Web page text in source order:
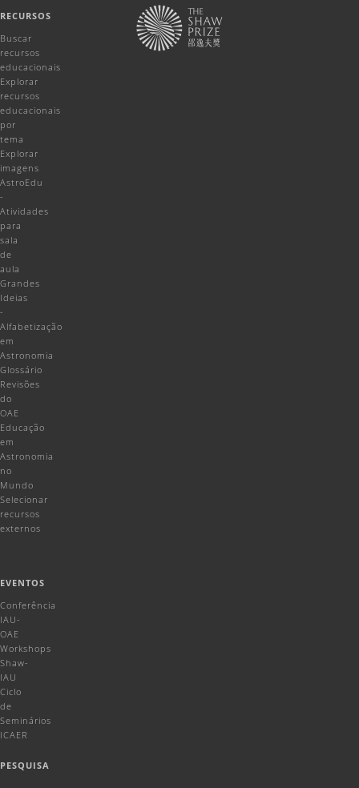
RECURSOS
Buscar
recursos
educacionais
Explorar
recursos
educacionais
por
tema
Explorar
imagens
AstroEdu
-
Atividades
para
sala
de
aula
Grandes
Ideias
-
Alfabetização
em
Astronomia
Glossário
Revisões
do
OAE
Educação
em
Astronomia
no
Mundo
Selecionar
recursos
externos
EVENTOS
Conferência
IAU-
OAE
Workshops
Shaw-
IAU
Ciclo
de
Seminários
ICAER
PESQUISA